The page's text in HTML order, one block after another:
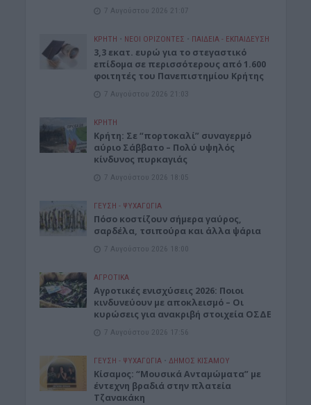
7 Αυγούστου 2026 21:07
ΚΡΗΤΗ • ΝΕΟΙ ΟΡΙΖΟΝΤΕΣ • ΠΑΙΔΕΙΑ - ΕΚΠΑΙΔΕΥΣΗ
3,3 εκατ. ευρώ για το στεγαστικό
επίδομα σε περισσότερους από 1.600
φοιτητές του Πανεπιστημίου Κρήτης
7 Αυγούστου 2026 21:03
ΚΡΗΤΗ
Κρήτη: Σε “πορτοκαλί” συναγερμό
αύριο Σάββατο – Πολύ υψηλός
κίνδυνος πυρκαγιάς
7 Αυγούστου 2026 18:05
ΓΕΎΣΗ - ΨΥΧΑΓΩΓΊΑ
Πόσο κοστίζουν σήμερα γαύρος,
σαρδέλα, τσιπούρα και άλλα ψάρια
7 Αυγούστου 2026 18:00
ΑΓΡΟΤΙΚΑ
Αγροτικές ενισχύσεις 2026: Ποιοι
κινδυνεύουν με αποκλεισμό – Οι
κυρώσεις για ανακριβή στοιχεία ΟΣΔΕ
7 Αυγούστου 2026 17:56
ΓΕΎΣΗ - ΨΥΧΑΓΩΓΊΑ • ΔΉΜΟΣ ΚΙΣΆΜΟΥ
Κίσαμος: “Μουσικά Ανταμώματα” με
έντεχνη βραδιά στην πλατεία
Τζανακάκη